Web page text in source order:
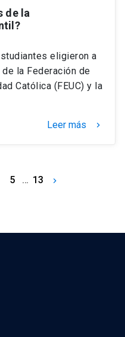
de la
eligieron a
la Federación de
Católica (FEUC) y la
Leer más keyboard_arrow_right
5 … 13 keyboard_arrow_right